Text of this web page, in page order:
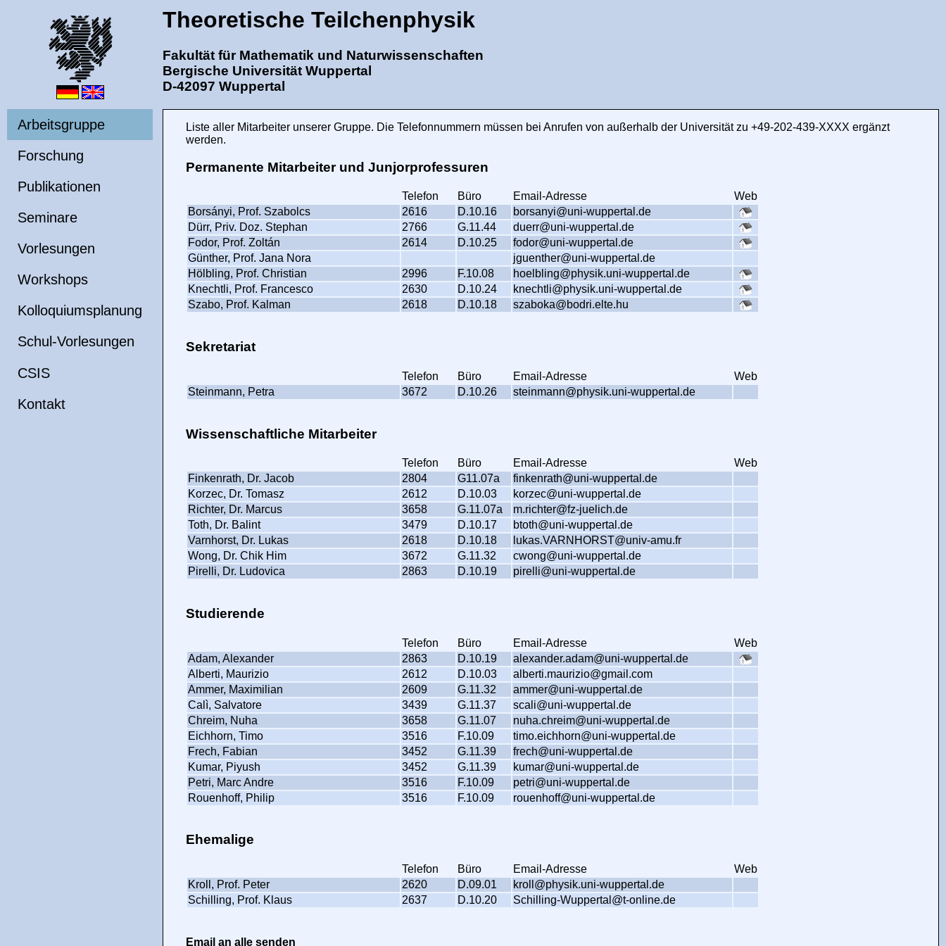
Theoretische Teilchenphysik
Fakultät für Mathematik und Naturwissenschaften
Bergische Universität Wuppertal
D-42097 Wuppertal
Arbeitsgruppe
Forschung
Publikationen
Seminare
Vorlesungen
Workshops
Kolloquiumsplanung
Schul-Vorlesungen
CSIS
Kontakt
Liste aller Mitarbeiter unserer Gruppe. Die Telefonnummern müssen bei Anrufen von außerhalb der Universität zu +49-202-439-XXXX ergänzt
werden.
Permanente Mitarbeiter und Junjorprofessuren
Telefon Büro Email-Adresse
Web
Borsányi, Prof. Szabolcs
2616 D.10.16
borsanyi@uni-wuppertal.de
Dürr, Priv. Doz. Stephan
2766 G.11.44
duerr@uni-wuppertal.de
Fodor, Prof. Zoltán
2614 D.10.25
fodor@uni-wuppertal.de
Günther, Prof. Jana Nora
jguenther@uni-wuppertal.de
Hölbling, Prof. Christian
2996 F.10.08
hoelbling@physik.uni-wuppertal.de
Knechtli, Prof. Francesco
2630 D.10.24
knechtli@physik.uni-wuppertal.de
Szabo, Prof. Kalman
2618 D.10.18 szaboka@bodri.elte.hu
Sekretariat
Telefon Büro Email-Adresse
Web
Steinmann, Petra
3672 D.10.26 steinmann@physik.uni-wuppertal.de
Wissenschaftliche Mitarbeiter
Telefon Büro Email-Adresse
Web
Finkenrath, Dr. Jacob
2804 G11.07a
finkenrath@uni-wuppertal.de
Korzec, Dr. Tomasz
2612 D.10.03
korzec@uni-wuppertal.de
Richter, Dr. Marcus
3658 G.11.07a
m.richter@fz-juelich.de
Toth, Dr. Balint
3479 D.10.17
btoth@uni-wuppertal.de
Varnhorst, Dr. Lukas
2618 D.10.18
lukas.VARNHORST@univ-amu.fr
Wong, Dr. Chik Him
3672 G.11.32
cwong@uni-wuppertal.de
Pirelli, Dr. Ludovica
2863 D.10.19 pirelli@uni-wuppertal.de
Studierende
Telefon Büro Email-Adresse
Web
Adam, Alexander
2863 D.10.19
alexander.adam@uni-wuppertal.de
Alberti, Maurizio
2612 D.10.03
alberti.maurizio@gmail.com
Ammer, Maximilian
2609 G.11.32
ammer@uni-wuppertal.de
Calì, Salvatore
3439 G.11.37
scali@uni-wuppertal.de
Chreim, Nuha
3658 G.11.07
nuha.chreim@uni-wuppertal.de
Eichhorn, Timo
3516 F.10.09
timo.eichhorn@uni-wuppertal.de
Frech, Fabian
3452 G.11.39
frech@uni-wuppertal.de
Kumar, Piyush
3452 G.11.39
kumar@uni-wuppertal.de
Petri, Marc Andre
3516 F.10.09
petri@uni-wuppertal.de
Rouenhoff, Philip
3516 F.10.09 rouenhoff@uni-wuppertal.de
Ehemalige
Telefon Büro Email-Adresse
Web
Kroll, Prof. Peter
2620 D.09.01
kroll@physik.uni-wuppertal.de
Schilling, Prof. Klaus
2637 D.10.20 Schilling-Wuppertal@t-online.de
Email an alle senden